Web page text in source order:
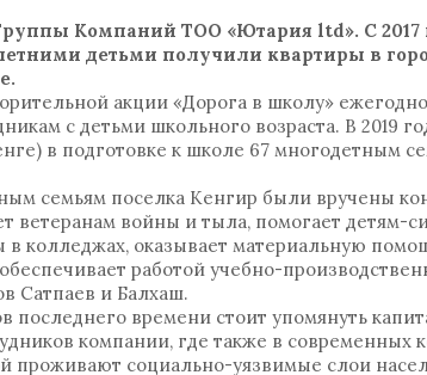
Компаний ТОО «Ютария ltd». С 2017
детьми получили квартиры в
акции «Дорога в школу»
с детьми школьного возраста. В 2019
в подготовке к школе 67 многодетным
семьям поселка Кенгир были вручены
ветеранам войны и тыла, помогает детям-
колледжах, оказывает материальную
работой учебно-
Сатпаев и Балхаш.
последнего времени стоит упомянуть
компании, где также в современных
проживают социально-уязвимые слои